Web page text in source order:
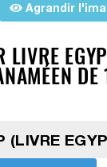
Agrandir
LIVRE
(LIVRE